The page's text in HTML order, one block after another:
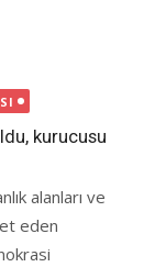
kurucusu
alanları ve
eden